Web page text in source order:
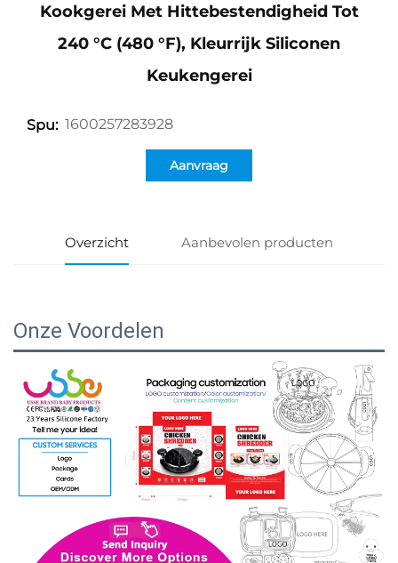
Kookgerei Met Hittebestendigheid Tot
240 °C (480 °F), Kleurrijk Siliconen
Keukengerei
Spu: 1600257283928
Aanvraag
Overzicht Aanbevolen producten
Onze Voordelen